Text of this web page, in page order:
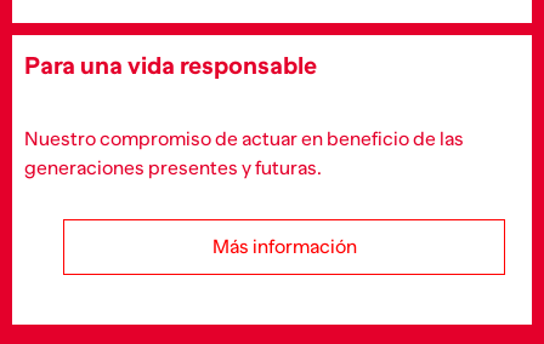
Para una vida responsable
Nuestro compromiso de actuar en beneficio de las
generaciones presentes y futuras.
Más información